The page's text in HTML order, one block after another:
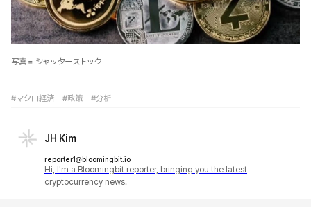
写真 = シャッターストック
#マクロ経済 #政策 #分析
JH Kim
reporter1@bloomingbit.io
Hi, I'm a Bloomingbit reporter, bringing you the latest
cryptocurrency news.